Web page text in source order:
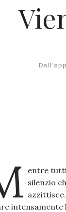
entre tutti
silenzio
intensamente